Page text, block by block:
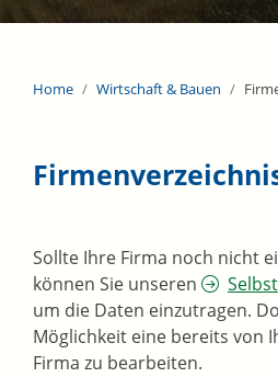
Home Wirtschaft & Bauen
Sollte Ihre Firma noch nicht
können Sie unseren
um die Daten einzutragen.
Möglichkeit eine bereits von
Firma zu bearbeiten.